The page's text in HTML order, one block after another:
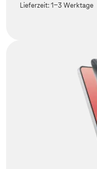
Lieferzeit:1-3 Werktage